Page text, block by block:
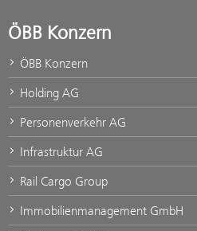
ÖBB Konzern
ÖBB Konzern
Holding AG
Personenverkehr AG
Infrastruktur AG
Rail Cargo Group
Immobilienmanagement GmbH